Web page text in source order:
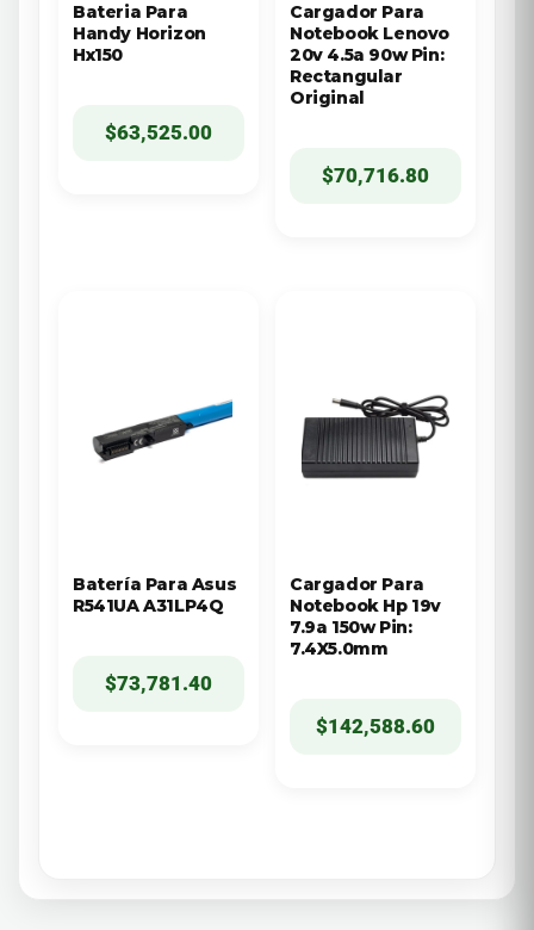
Bateria Para
Handy Horizon
Hx150
$63,525.00
Cargador Para
Notebook Lenovo
20v 4.5a 90w Pin:
Rectangular
Original
$70,716.80
Batería Para Asus
R541UA A31LP4Q
$73,781.40
Cargador Para
Notebook Hp 19v
7.9a 150w Pin:
7.4X5.0mm
$142,588.60